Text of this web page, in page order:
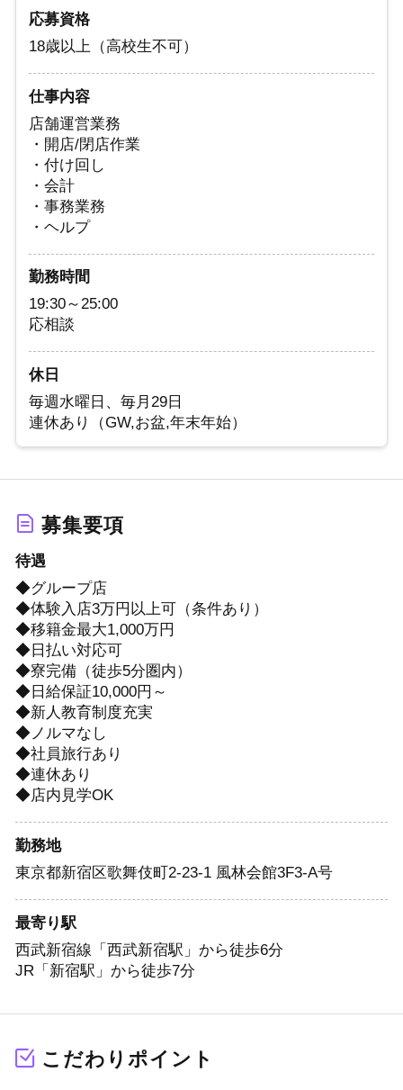
応募資格
18歳以上（高校生不可）
仕事内容
店舗運営業務
・開店/閉店作業
・付け回し
・会計
・事務業務
・ヘルプ
勤務時間
19:30～25:00
応相談
休日
毎週水曜日、毎月29日
連休あり（GW,お盆,年末年始）
募集要項
待遇
◆グループ店
◆体験入店3万円以上可（条件あり）
◆移籍金最大1,000万円
◆日払い対応可
◆寮完備（徒歩5分圏内）
◆日給保証10,000円～
◆新人教育制度充実
◆ノルマなし
◆社員旅行あり
◆連休あり
◆店内見学OK
勤務地
東京都新宿区歌舞伎町2-23-1 風林会館3F3-A号
最寄り駅
西武新宿線「西武新宿駅」から徒歩6分
JR「新宿駅」から徒歩7分
こだわりポイント